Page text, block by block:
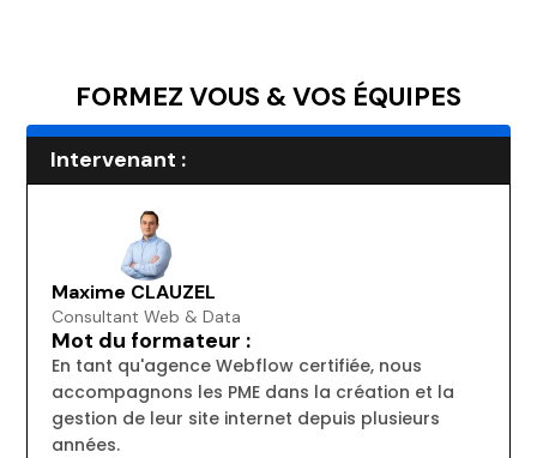
FORMEZ VOUS & VOS ÉQUIPES
Intervenant :
Maxime CLAUZEL
Consultant Web & Data
Mot du formateur :
En tant qu'agence Webflow certifiée, nous
accompagnons les PME dans la création et la
gestion de leur site internet depuis plusieurs
années.